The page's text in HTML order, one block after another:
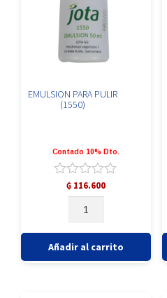
EMULSION PARA PULIR
(1550)
Contado 10% Dto.
Valorado
con
5
₲ 116.600
PARA
PULIR
(1550)
cantidad
Añadir al carrito